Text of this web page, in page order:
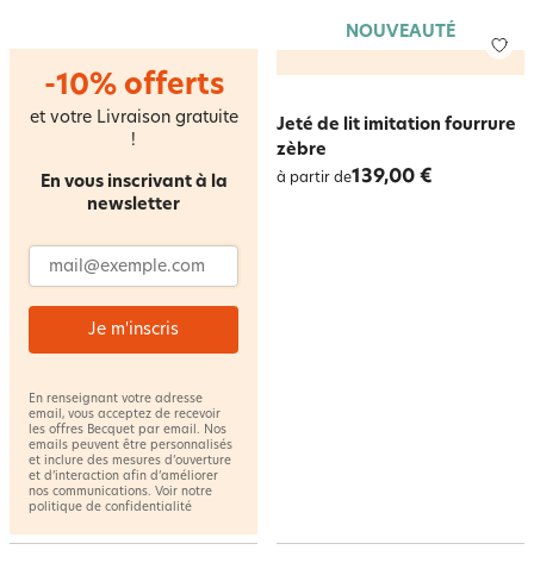
NOUVEAUTÉ
Jeté de lit imitation fourrure
zèbre
à partir de139,00 €
-10% offerts
et votre Livraison gratuite
!
En vous inscrivant à la
newsletter
Adresse email
Je m'inscris
En renseignant votre adresse
email, vous acceptez de recevoir
les offres Becquet par email. Nos
emails peuvent être personnalisés
et inclure des mesures d’ouverture
et d’interaction afin d’améliorer
nos communications. Voir notre
politique de confidentialité